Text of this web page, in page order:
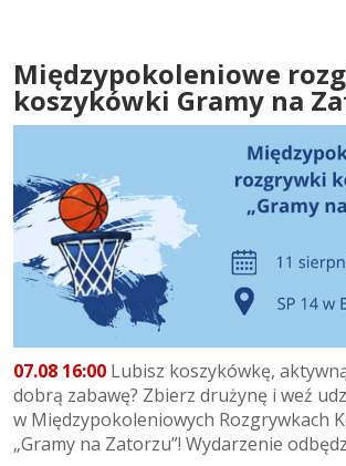
Międzypokoleniowe
koszykówki Gramy na
07.08 16:00 Lubisz koszykówkę,
dobrą zabawę? Zbierz drużynę i weź
w Międzypokoleniowych Rozgrywkach
„Gramy na Zatorzu”! Wydarzenie